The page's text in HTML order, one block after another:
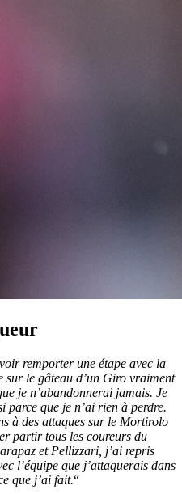
remporter une étape avec la
sur le gâteau d’un Giro vraiment
je n’abandonnerai jamais. Je
parce que je n’ai rien à perdre.
à des attaques sur le Mortirolo
partir tous les coureurs du
et Pellizzari, j’ai repris
l’équipe que j’attaquerais dans
que j’ai fait.“